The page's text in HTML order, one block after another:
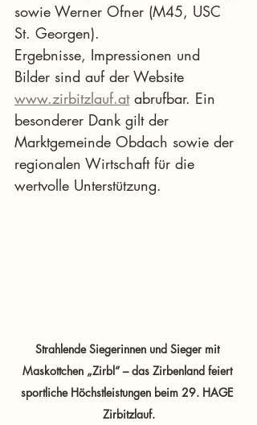
sowie Werner Ofner (M45, USC
St. Georgen).
Ergebnisse, Impressionen und
Bilder sind auf der Website
www.zirbitzlauf.at abrufbar. Ein
besonderer Dank gilt der
Marktgemeinde Obdach sowie der
regionalen Wirtschaft für die
wertvolle Unterstützung.
Strahlende Siegerinnen und Sieger mit
Maskottchen „Zirbl“ – das Zirbenland feiert
sportliche Höchstleistungen beim 29. HAGE
Zirbitzlauf.